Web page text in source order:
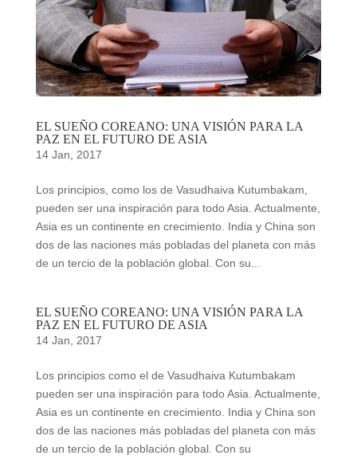
EL SUEÑO COREANO: UNA VISIÓN PARA LA
PAZ EN EL FUTURO DE ASIA
14 Jan, 2017
Los principios, como los de Vasudhaiva Kutumbakam,
pueden ser una inspiración para todo Asia. Actualmente,
Asia es un continente en crecimiento. India y China son
dos de las naciones más pobladas del planeta con más
de un tercio de la población global. Con su...
EL SUEÑO COREANO: UNA VISIÓN PARA LA
PAZ EN EL FUTURO DE ASIA
14 Jan, 2017
Los principios como el de Vasudhaiva Kutumbakam
pueden ser una inspiración para todo Asia. Actualmente,
Asia es un continente en crecimiento. India y China son
dos de las naciones más pobladas del planeta con más
de un tercio de la población global. Con su